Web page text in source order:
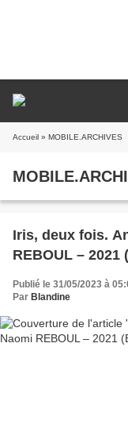
Accueil » MOBILE.ARCHIVES
Iris, deux fois.
REBOUL – 2021
Publié le 31/05/2023 à
Par Blandine